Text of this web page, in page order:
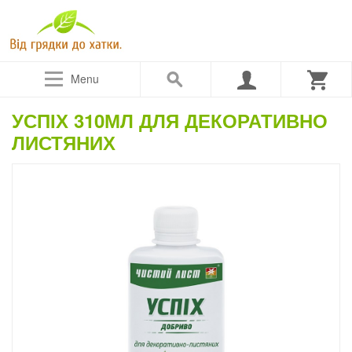
Menu
УСПІХ 310МЛ ДЛЯ ДЕКОРАТИВНО
ЛИСТЯНИХ